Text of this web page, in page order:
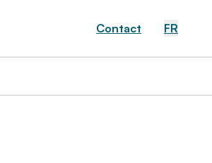
Contact FR